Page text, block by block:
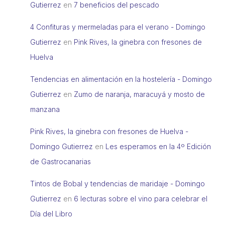
Gutierrez en 7 beneficios del pescado
4 Confituras y mermeladas para el verano - Domingo
Gutierrez en Pink Rives, la ginebra con fresones de
Huelva
Tendencias en alimentación en la hostelería - Domingo
Gutierrez en Zumo de naranja, maracuyá y mosto de
manzana
Pink Rives, la ginebra con fresones de Huelva -
Domingo Gutierrez en Les esperamos en la 4º Edición
de Gastrocanarias
Tintos de Bobal y tendencias de maridaje - Domingo
Gutierrez en 6 lecturas sobre el vino para celebrar el
Día del Libro